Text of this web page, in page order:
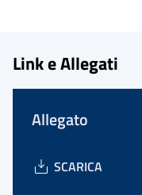
Link e Allegati
Allegato
SCARICA